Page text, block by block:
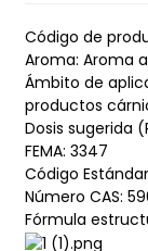
Código de
Aroma: Aroma
Ámbito de
productos
Dosis sugerida
FEMA: 3347
Código Estándar
Número CAS:
Fórmula